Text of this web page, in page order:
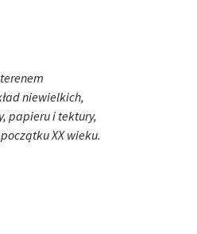
niewielkich,
papieru i tektury,
XX wieku.